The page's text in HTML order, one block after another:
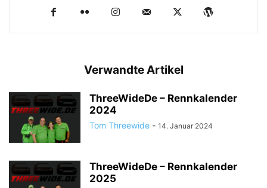
Verwandte Artikel
ThreeWideDe – Rennkalender
2024
Tom Threewide - 14. Januar 2024
ThreeWideDe – Rennkalender
2025